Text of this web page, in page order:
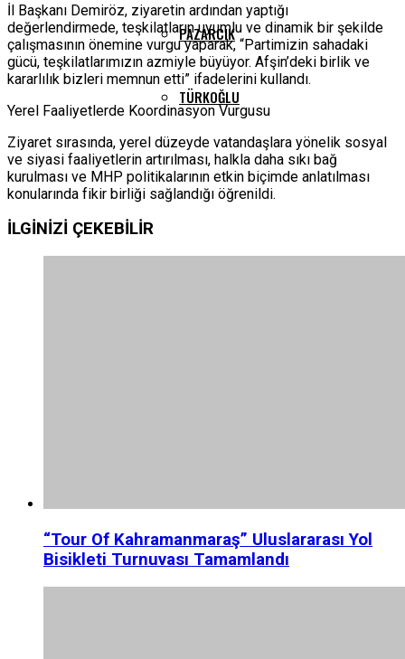
PAZARCIK
TÜRKOĞLU
İl Başkanı Demiröz, ziyaretin ardından yaptığı
değerlendirmede, teşkilatların uyumlu ve dinamik bir şekilde
çalışmasının önemine vurgu yaparak, “Partimizin sahadaki
gücü, teşkilatlarımızın azmiyle büyüyor. Afşin’deki birlik ve
kararlılık bizleri memnun etti” ifadelerini kullandı.
Yerel Faaliyetlerde Koordinasyon Vurgusu
Ziyaret sırasında, yerel düzeyde vatandaşlara yönelik sosyal
ve siyasi faaliyetlerin artırılması, halkla daha sıkı bağ
kurulması ve MHP politikalarının etkin biçimde anlatılması
konularında fikir birliği sağlandığı öğrenildi.
İLGİNİZİ ÇEKEBİLİR
“Tour Of Kahramanmaraş” Uluslararası Yol
Bisikleti Turnuvası Tamamlandı